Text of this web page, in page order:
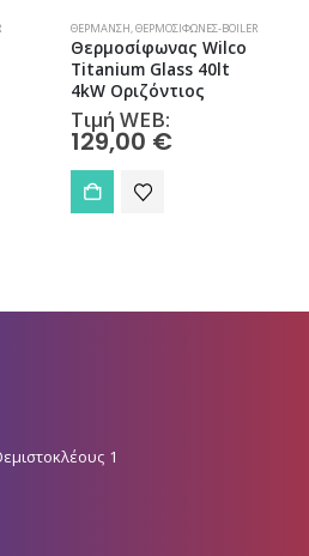
ΘΈΡΜΑΝΣΗ,ΘΕΡΜΟΣΤΆΤΕΣ ΧΏΡΟΥ,ΘΕΡΜΟΣΤΆΤΕΣ ΧΏΡΟΥ
Ασύρματος Ψηφιακός
Θερμοστάτης GENERAL
HT 500 Set Μαύρος με
Οθόνη Αφής και Wi-Fi
Τιμή WEB:
105,00
1